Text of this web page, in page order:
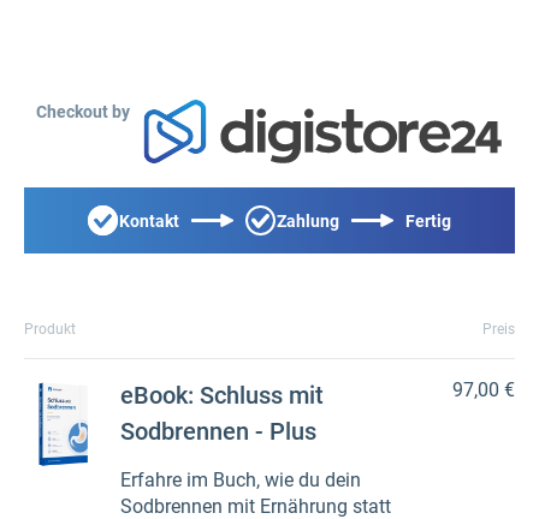
Checkout by
Kontakt Zahlung Fertig
Produkt Preis
eBook: Schluss mit
Sodbrennen - Plus
Erfahre im Buch, wie du dein
Sodbrennen mit Ernährung statt
97,00 €